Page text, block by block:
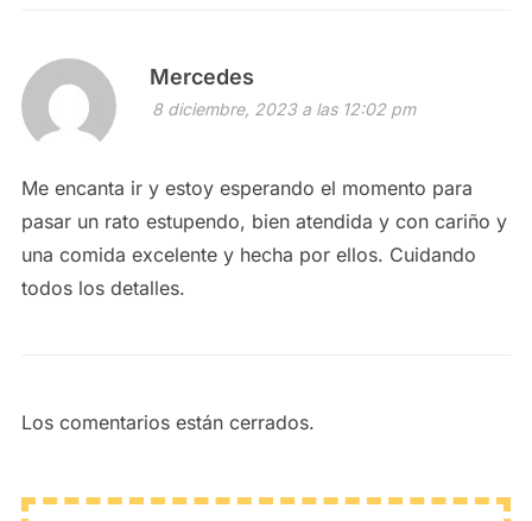
Mercedes
8 diciembre, 2023 a las 12:02 pm
Me encanta ir y estoy esperando el momento para
pasar un rato estupendo, bien atendida y con cariño y
una comida excelente y hecha por ellos. Cuidando
todos los detalles.
Los comentarios están cerrados.